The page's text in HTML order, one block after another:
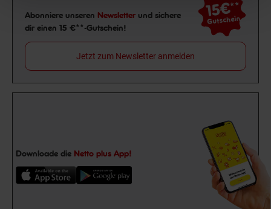
Newsletter Anmeldung
Abonniere unseren Newsletter und sichere
dir einen 15 €**-Gutschein!
15€**
Gutschein
Jetzt zum Newsletter anmelden
Downloade die Netto plus App!